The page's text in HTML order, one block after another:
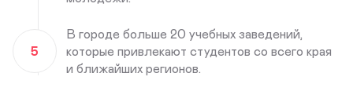
5
В городе больше 20 учебных заведений,
которые привлекают студентов со всего края
и ближайших регионов.